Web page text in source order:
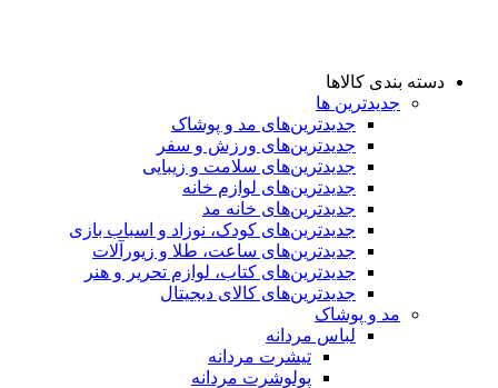
دسته بندی کالاها
جدیدترین ها
جدید‌ترین‌های مد و پوشاک
جدید‌ترین‌های ورزش و سفر
جدید‌ترین‌های سلامت و زیبایی
جدید‌ترین‌های لوازم خانه
جدیدترین‌های خانه مد
جدید‌ترین‌های کودک، نوزاد و اسباب بازی
جدید‌ترین‌های ساعت، طلا و زیورآلات
جدید‌ترین‌های کتاب، لوازم تحریر و هنر
جدید‌ترین‌های کالای دیجیتال
مد و پوشاک
لباس مردانه
تیشرت مردانه
پولوشرت مردانه